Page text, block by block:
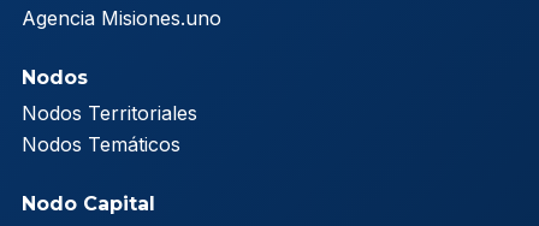
Agencia Misiones.uno
Nodos
Nodos Territoriales
Nodos Temáticos
Nodo Capital